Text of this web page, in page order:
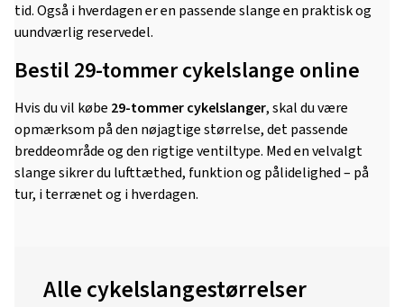
tid. Også i hverdagen er en passende slange en praktisk og
uundværlig reservedel.
Bestil 29-tommer cykelslange online
Hvis du vil købe 29-tommer cykelslanger, skal du være
opmærksom på den nøjagtige størrelse, det passende
breddeområde og den rigtige ventiltype. Med en velvalgt
slange sikrer du lufttæthed, funktion og pålidelighed – på
tur, i terrænet og i hverdagen.
Alle cykelslangestørrelser